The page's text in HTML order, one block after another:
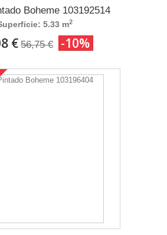
Boheme 103192514
5.33 m2
€ 56,75 € -10%